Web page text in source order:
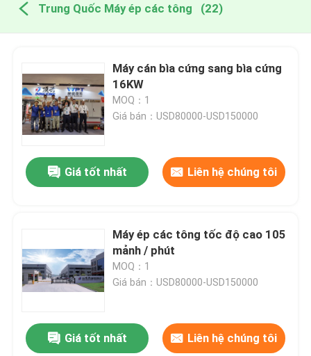
Trung Quốc Máy ép các tông (22)
Máy cán bìa cứng sang bìa cứng
16KW
MOQ：1
Giá bán：USD80000-USD150000
Giá tốt nhất Liên hệ chúng tôi
Máy ép các tông tốc độ cao 105
mảnh / phút
MOQ：1
Giá bán：USD80000-USD150000
Giá tốt nhất Liên hệ chúng tôi